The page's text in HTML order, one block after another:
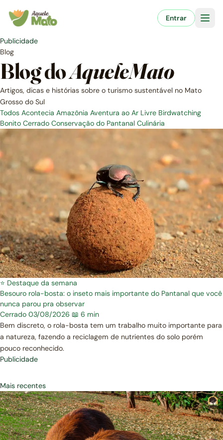
para
conteúdo
Entrar
Publicidade
Blog
Blog doAqueleMato
Artigos, dicas e histórias sobre o turismo sustentável no Mato
Grosso do Sul
Todos Acontecia Amazônia Aventura ao Ar Livre Birdwatching
Bonito Cerrado Conservação do Pantanal Culinária
⭐ Destaque da semana
Besouro rola-bosta: o inseto mais importante do Pantanal que você
nunca parou pra observar
Cerrado 03/08/2026 📖 6 min
Bem discreto, o rola-bosta tem um trabalho muito importante para
a natureza, fazendo a reciclagem de nutrientes do solo porém
pouco reconhecido.
Publicidade
Mais recentes